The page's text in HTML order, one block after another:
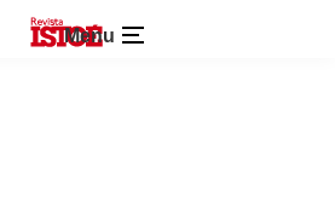
Menu